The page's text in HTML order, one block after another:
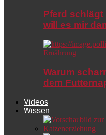
Pferd schlägt
will es mir
Ernährung
Warum
dem
Videos
Wissen